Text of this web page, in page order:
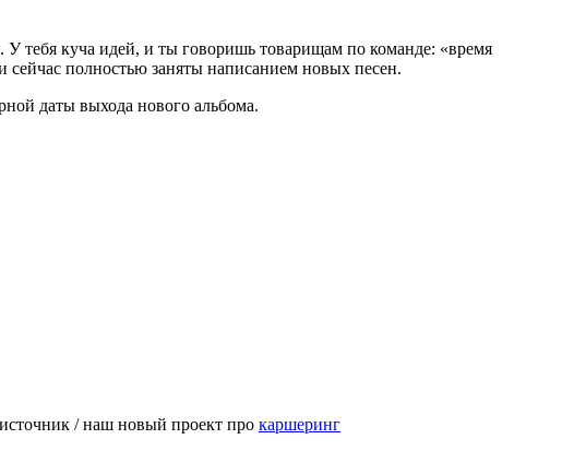
тебя куча идей, и ты говоришь товарищам по команде: «время
сейчас полностью заняты написанием новых песен.
даты выхода нового альбома.
/ наш новый проект про каршеринг